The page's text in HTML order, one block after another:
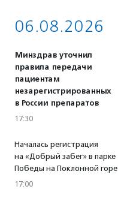
06.08.2026
Минздрав уточнил
правила передачи
пациентам
незарегистрированных
в России препаратов
17:30
Началась регистрация
на «Добрый забег» в парке
Победы на Поклонной горе
17:00